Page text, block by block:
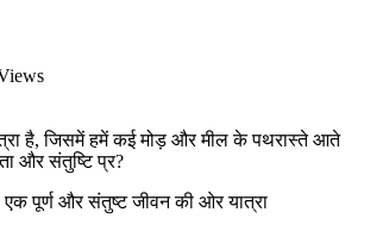
है, जिसमें हमें कई मोड़ और मील के पथरास्ते आते
और संतुष्टि प्र?